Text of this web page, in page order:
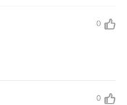
0
0